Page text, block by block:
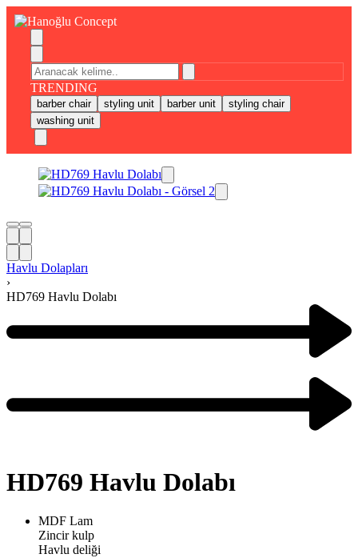
TRENDING
barber chair styling unit barber unit
styling chair
washing unit
Havlu Dolapları
›
HD769 Havlu Dolabı
HD769 Havlu Dolabı
MDF Lam
Zincir kulp
Havlu deliği